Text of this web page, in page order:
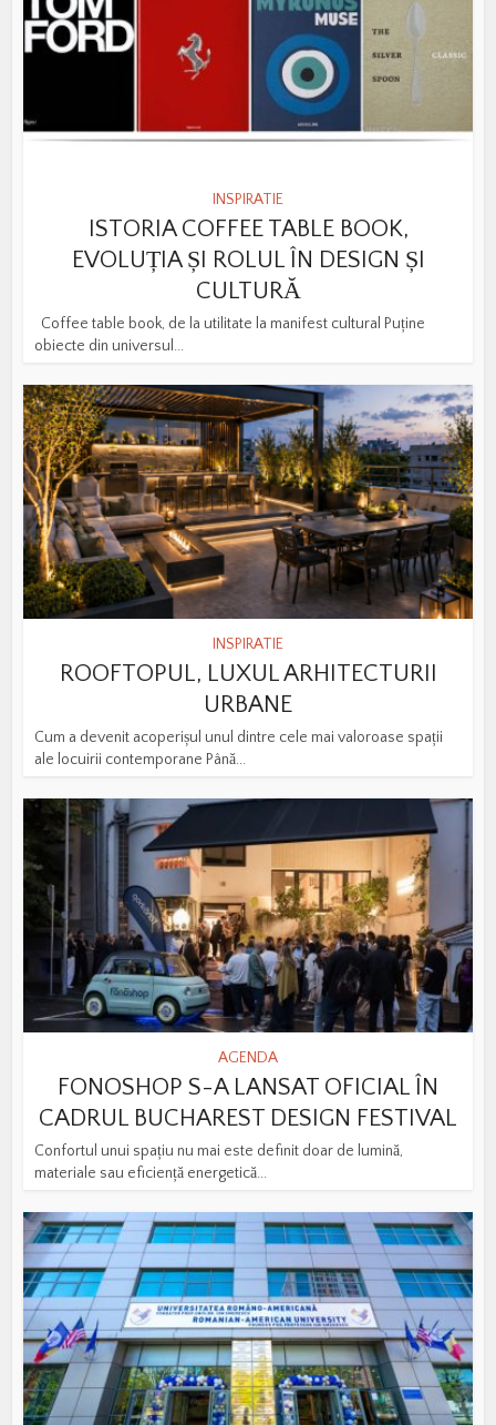
INSPIRATIE
ISTORIA COFFEE TABLE BOOK,
EVOLUȚIA ȘI ROLUL ÎN DESIGN ȘI
CULTURĂ
Coffee table book, de la utilitate la manifest cultural Puține
obiecte din universul...
INSPIRATIE
ROOFTOPUL, LUXUL ARHITECTURII
URBANE
Cum a devenit acoperișul unul dintre cele mai valoroase spații
ale locuirii contemporane Până...
AGENDA
FONOSHOP S-A LANSAT OFICIAL ÎN
CADRUL BUCHAREST DESIGN FESTIVAL
Confortul unui spațiu nu mai este definit doar de lumină,
materiale sau eficiență energetică...